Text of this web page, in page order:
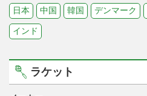
日本
中国 韓国 デンマーク
インド
ラケット